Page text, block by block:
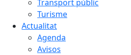
Transport públic
Turisme
Actualitat
Agenda
Avisos